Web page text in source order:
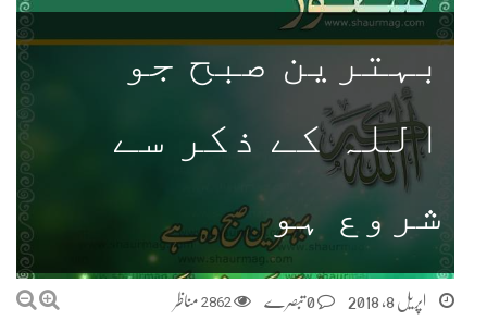
بہترین صبح جو
اللہ کے ذکر سے
شروع ہو
اپریل 8, 2018 2862 مناظر